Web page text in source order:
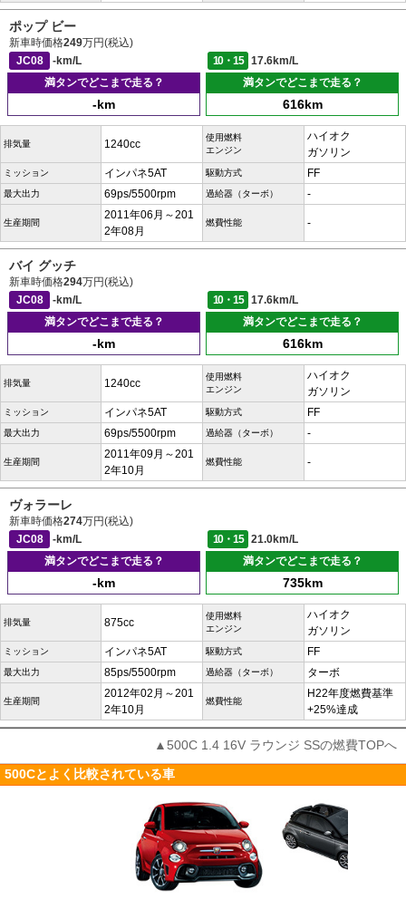
ポップ ビー
新車時価格249万円(税込)
JC08
-km/L 10・15
17.6km/L
満タンでどこまで走る？
-km
満タンでどこまで走る？
616km
排気量 1240cc
使用燃料
エンジン
ハイオク
ガソリン
ミッション インパネ5AT 駆動方式 FF
最大出力 69ps/5500rpm 過給器（ターボ） -
生産期間
2011年06月～201
2年08月
燃費性能 -
バイ グッチ
新車時価格294万円(税込)
JC08
-km/L 10・15
17.6km/L
満タンでどこまで走る？
-km
満タンでどこまで走る？
616km
排気量 1240cc
使用燃料
エンジン
ハイオク
ガソリン
ミッション インパネ5AT 駆動方式 FF
最大出力 69ps/5500rpm 過給器（ターボ） -
生産期間
2011年09月～201
2年10月
燃費性能 -
ヴォラーレ
新車時価格274万円(税込)
JC08
-km/L 10・15
21.0km/L
満タンでどこまで走る？
-km
満タンでどこまで走る？
735km
排気量 875cc
使用燃料
エンジン
ハイオク
ガソリン
ミッション インパネ5AT 駆動方式 FF
最大出力 85ps/5500rpm 過給器（ターボ） ターボ
生産期間
2012年02月～201
2年10月
燃費性能
H22年度燃費基準
+25%達成
▲500C 1.4 16V ラウンジ SSの燃費TOPへ
500Cとよく比較されている車